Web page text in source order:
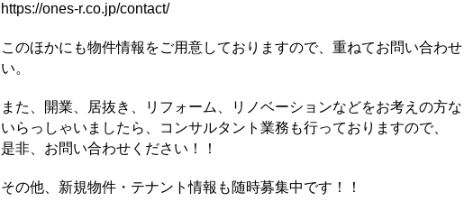
https://ones-r.co.jp/contact/
このほかにも物件情報をご用意しておりますので、重ねてお問い合わ
い。
また、開業、居抜き、リフォーム、リノベーションなどをお考えの方
いらっしゃいましたら、コンサルタント業務も行っておりますので、
是非、お問い合わせください！！
その他、新規物件・テナント情報も随時募集中です！！